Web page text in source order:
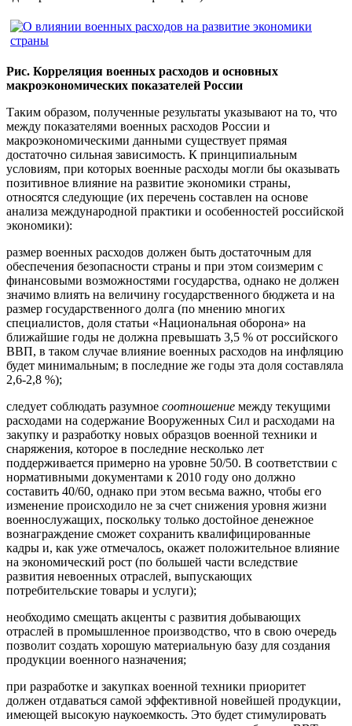
Рис. Корреляция военных расходов и основных
макроэкономических показателей России
Таким образом, полученные результаты указывают на то, что
между показателями военных расходов России и
макроэкономическими данными существует прямая
достаточно сильная зависимость. К принципиальным
условиям, при которых военные расходы могли бы оказывать
позитивное влияние на развитие экономики страны,
относятся следующие (их перечень составлен на основе
анализа международной практики и особенностей российской
экономики):
размер военных расходов должен быть достаточным для
обеспечения безопасности страны и при этом соизмерим с
финансовыми возможностями государства, однако не должен
значимо влиять на величину государственного бюджета и на
размер государственного долга (по мнению многих
специалистов, доля статьи «Национальная оборона» на
ближайшие годы не должна превышать 3,5 % от российского
ВВП, в таком случае влияние военных расходов на инфляцию
будет минимальным; в последние же годы эта доля составляла
2,6-2,8 %);
следует соблюдать разумное соотношение между текущими
расходами на содержание Вооруженных Сил и расходами на
закупку и разработку новых образцов военной техники и
снаряжения, которое в последние несколько лет
поддерживается примерно на уровне 50/50. В соответствии с
нормативными документами к 2010 году оно должно
составить 40/60, однако при этом весьма важно, чтобы его
изменение происходило не за счет снижения уровня жизни
военнослужащих, поскольку только достойное денежное
вознаграждение сможет сохранить квалифицированные
кадры и, как уже отмечалось, окажет положительное влияние
на экономический рост (по большей части вследствие
развития невоенных отраслей, выпускающих
потребительские товары и услуги);
необходимо смещать акценты с развития добывающих
отраслей в промышленное производство, что в свою очередь
позволит создать хорошую материальную базу для создания
продукции военного назначения;
при разработке и закупках военной техники приоритет
должен отдаваться самой эффективной новейшей продукции,
имеющей высокую наукоемкость. Это будет стимулировать